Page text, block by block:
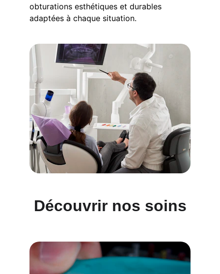
obturations esthétiques et durables
adaptées à chaque situation.
Découvrir nos soins